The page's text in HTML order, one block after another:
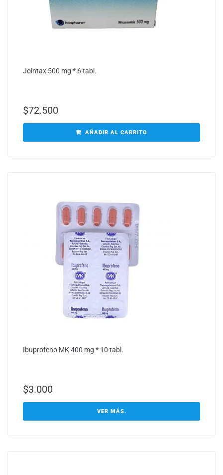
Jointax 500 mg * 6 tabl.
$72.500
AÑADIR AL CARRITO
Ibuprofeno MK 400 mg * 10 tabl.
$3.000
VER MÁS.